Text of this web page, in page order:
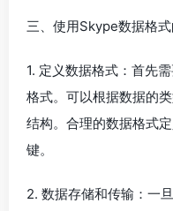
三、使用Skype数据格
1. 定义数据格式：首先
格式。可以根据数据的
结构。合理的数据格式
键。
2. 数据存储和传输：一